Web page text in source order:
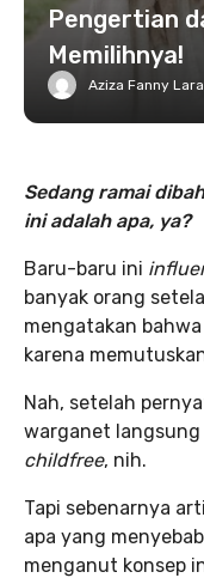
Pengertian
Memilihnya!
Aziza Fanny
Sedang ramai
ini adalah apa, ya?
Baru-baru ini
banyak orang
mengatakan
karena
Nah, setelah
warganet langsung
childfree, nih.
Tapi sebenarnya arti
apa yang
menganut konsep